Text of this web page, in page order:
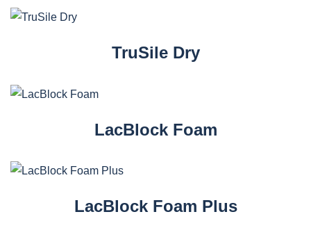
TruSile Dry
LacBlock Foam
LacBlock Foam Plus